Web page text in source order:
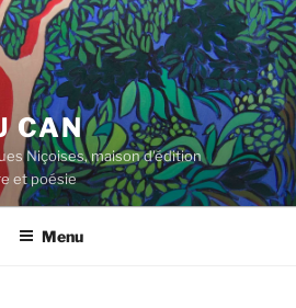
CAN
Niçoises, maison d'édition
et poésie
Menu